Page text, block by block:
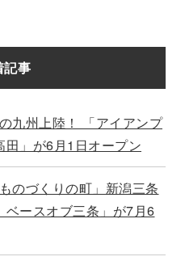
記事
九州上陸！ 「アイアンプ
田」が6月1日オープン
のづくりの町」新潟三条
ースオブ三条」が7月6